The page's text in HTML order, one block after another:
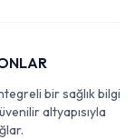
bir sağlık bilgi
altyapısıyla